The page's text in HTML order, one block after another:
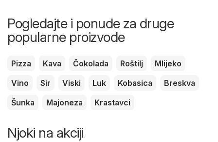
Pogledajte i ponude za druge
popularne proizvode
Pizza Kava Čokolada Roštilj
Mlijeko
Vino
Sir Viski Luk Kobasica
Breskva
Šunka
Majoneza Krastavci
Njoki na akciji